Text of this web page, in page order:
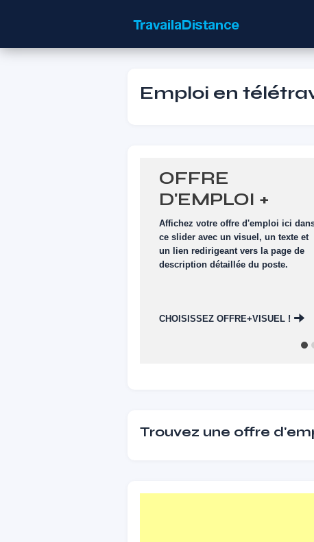
Emploi en
OFFRE
D'EMPLOI +
VISUEL
Affichez votre offre d'emploi ici
ce slider avec un visuel, un texte et
un lien redirigeant vers la page de
description détaillée du poste.
CHOISISSEZ OFFRE+VISUEL !
Trouvez une offre